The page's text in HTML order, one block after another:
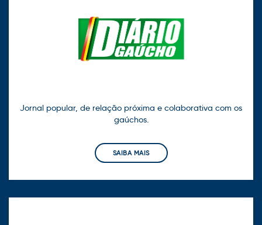
Jornal popular, de relação próxima e colaborativa com os
gaúchos.
SAIBA MAIS